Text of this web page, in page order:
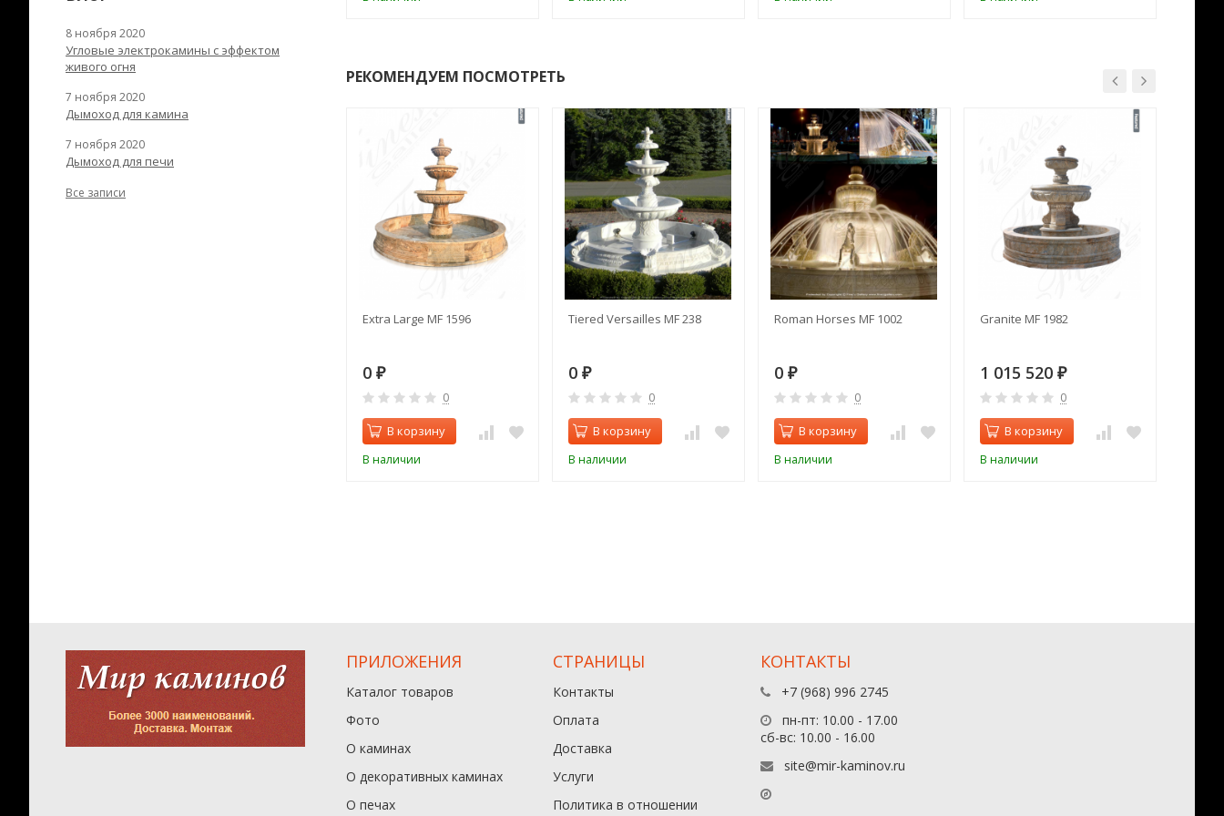
РЕКОМЕНДУЕМ ПОСМОТРЕТЬ
Extra Large MF 1596
0 ₽
0
В корзину
В наличии
Tiered Versailles MF 238
0 ₽
0
В корзину
В наличии
Roman Horses MF 1002
0 ₽
0
В корзину
В наличии
Granite MF 1982
1 015 520 ₽
0
В корзину
В наличии
8 ноября 2020
Угловые электрокамины с эффектом
живого огня
7 ноября 2020
Дымоход для камина
7 ноября 2020
Дымоход для печи
Все записи
ПРИЛОЖЕНИЯ
Каталог товаров
Фото
О каминах
О декоративных каминах
О печах
СТРАНИЦЫ
Контакты
Оплата
Доставка
Услуги
Политика в отношении
КОНТАКТЫ
+7 (968) 996 2745
пн-пт: 10.00 - 17.00
сб-вс: 10.00 - 16.00
site@mir-kaminov.ru